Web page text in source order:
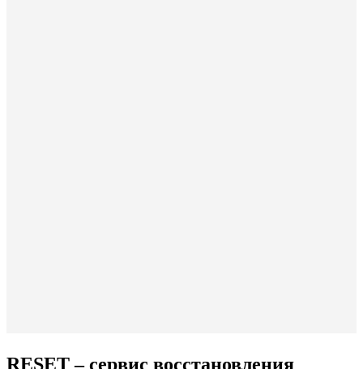
RESET – сервис восстановления